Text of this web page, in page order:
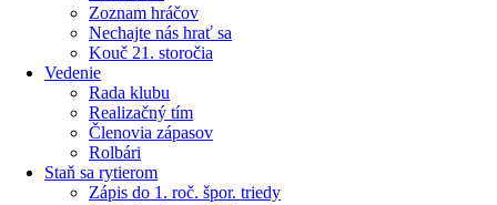
Zoznam hráčov
Nechajte nás hrať sa
Kouč 21. storočia
Vedenie
Rada klubu
Realizačný tím
Členovia zápasov
Rolbári
Staň sa rytierom
Zápis do 1. roč. špor. triedy